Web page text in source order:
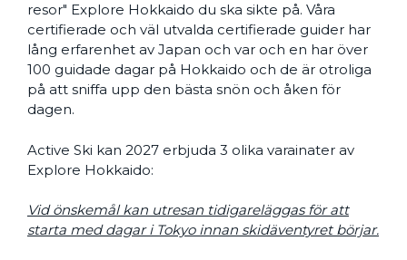
resor" Explore Hokkaido du ska sikte på. Våra
certifierade och väl utvalda certifierade guider har
lång erfarenhet av Japan och var och en har över
100 guidade dagar på Hokkaido och de är otroliga
på att sniffa upp den bästa snön och åken för
dagen.
Active Ski kan 2027 erbjuda 3 olika varainater av
Explore Hokkaido:
Vid önskemål kan utresan tidigareläggas för att
starta med dagar i Tokyo innan skidäventyret börjar.